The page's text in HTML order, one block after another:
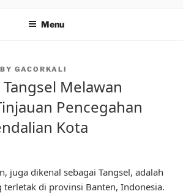
Menu
BY GACORKALI
Melawan
Pencegahan
Kota
juga dikenal sebagai Tangsel, adalah
terletak di provinsi Banten, Indonesia.